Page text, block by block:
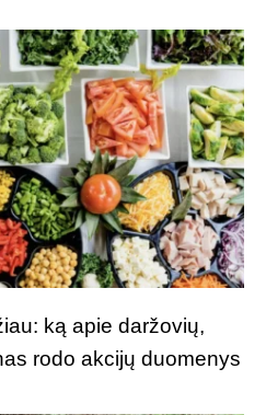
ką apie daržovių,
rodo akcijų duomenys